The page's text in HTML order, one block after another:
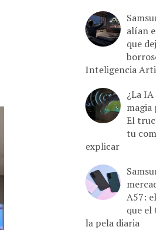
alían
que
Inteligencia
¿La
magia
El
tu
explicar
A57:
que
la pela diaria